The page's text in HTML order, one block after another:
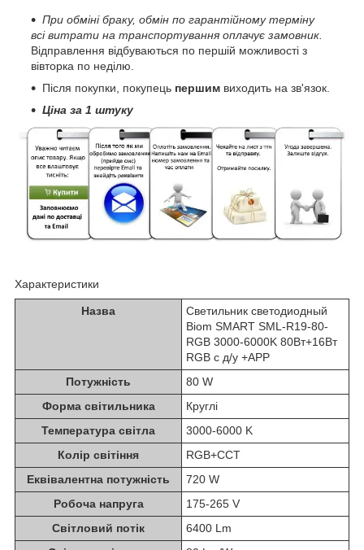
При обміні браку, обмін по гарантійному терміну
всі витрати на транспортування оплачує замовник.
Відправлення відбуваються по першій можливості з
вівторка по неділю.
Після покупки, покупець першим виходить на зв'язок.
Ціна за 1 штуку
Характеристики
Назва
Светильник светодиодный
Biom SMART SML-R19-80-
RGB 3000-6000K 80Вт+16Вт
RGB с д/у +APP
Потужність
80 W
Форма світильника
Круглі
Температура світла
3000-6000 K
Колір світіння
RGB+CCT
Еквівалентна потужність
720 W
Робоча напруга
175-265 V
Світловий потік
6400 Lm